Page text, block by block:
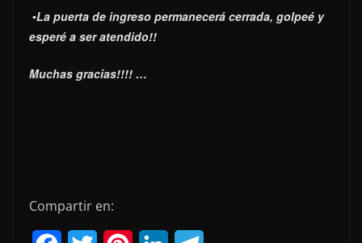
▪La puerta de ingreso permanecerá cerrada, golpeé y
esperé a ser atendido!!
Muchas gracias!!!! …
Compartir en: